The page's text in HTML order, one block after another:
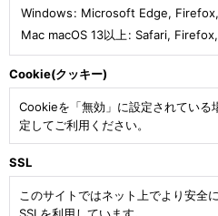
Windows: Microsoft Edge, Firefox,
Mac macOS 13以上: Safari, Firefox,
Cookie(クッキー)
Cookieを「無効」に設定されてい
定してご利用ください。
SSL
このサイトではネット上でより安全